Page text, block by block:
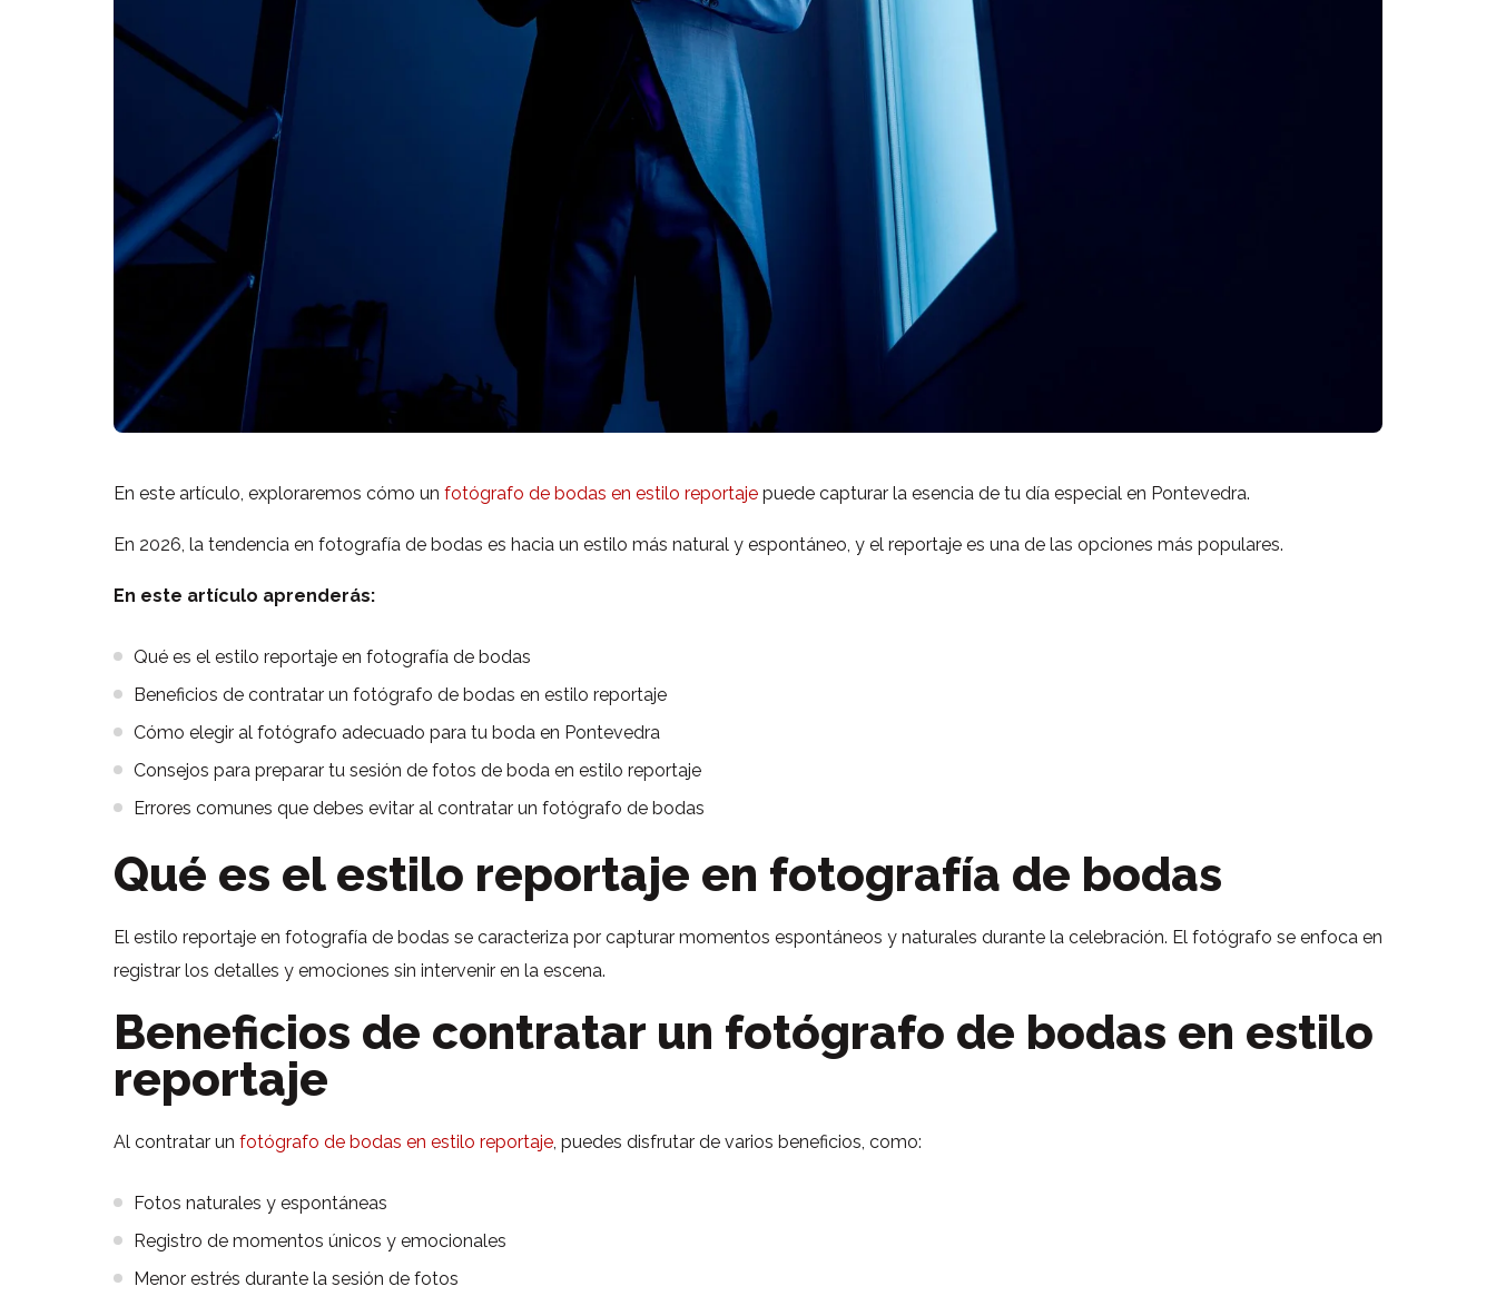
En este artículo, exploraremos cómo un fotógrafo de bodas en estilo reportaje puede capturar la esencia de tu día especial en Pontevedra.
En 2026, la tendencia en fotografía de bodas es hacia un estilo más natural y espontáneo, y el reportaje es una de las opciones más populares.
En este artículo aprenderás:
Qué es el estilo reportaje en fotografía de bodas
Beneficios de contratar un fotógrafo de bodas en estilo reportaje
Cómo elegir al fotógrafo adecuado para tu boda en Pontevedra
Consejos para preparar tu sesión de fotos de boda en estilo reportaje
Errores comunes que debes evitar al contratar un fotógrafo de bodas
Qué es el estilo reportaje en fotografía de bodas
El estilo reportaje en fotografía de bodas se caracteriza por capturar momentos espontáneos y naturales durante la celebración. El fotógrafo se enfoca en
registrar los detalles y emociones sin intervenir en la escena.
Beneficios de contratar un fotógrafo de bodas en estilo
reportaje
Al contratar un fotógrafo de bodas en estilo reportaje, puedes disfrutar de varios beneficios, como:
Fotos naturales y espontáneas
Registro de momentos únicos y emocionales
Menor estrés durante la sesión de fotos